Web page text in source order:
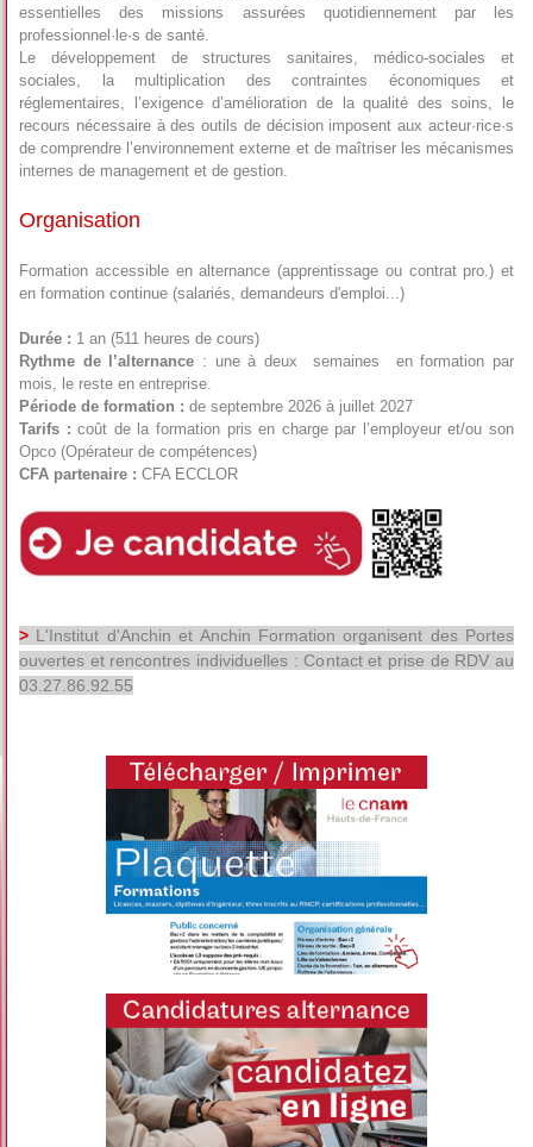
essentielles des missions assurées quotidiennement par les
professionnel·le·s de santé.
Le développement de structures sanitaires, médico-sociales et
sociales, la multiplication des contraintes économiques et
réglementaires, l’exigence d’amélioration de la qualité des soins, le
recours nécessaire à des outils de décision imposent aux acteur·rice·s
de comprendre l’environnement externe et de maîtriser les mécanismes
internes de management et de gestion.
Organisation
Formation accessible en alternance (apprentissage ou contrat pro.) et
en formation continue (salariés, demandeurs d'emploi...)
Durée : 1 an (511 heures de cours)
Rythme de l’alternance : une à deux semaines en formation par
mois, le reste en entreprise.
Période de formation : de septembre 2026 à juillet 2027
Tarifs :coût de la formation pris en charge par l’employeur et/ou son
Opco (Opérateur de compétences)
CFA partenaire : CFA ECCLOR
> L'Institut d'Anchin et Anchin Formation organisent des Portes
ouvertes et rencontres individuelles : Contact et prise de RDV au
03.27.86.92.55